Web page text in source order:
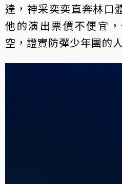
達，神采奕奕直奔林口
他的演出票價不便宜
空，證實防彈少年團的